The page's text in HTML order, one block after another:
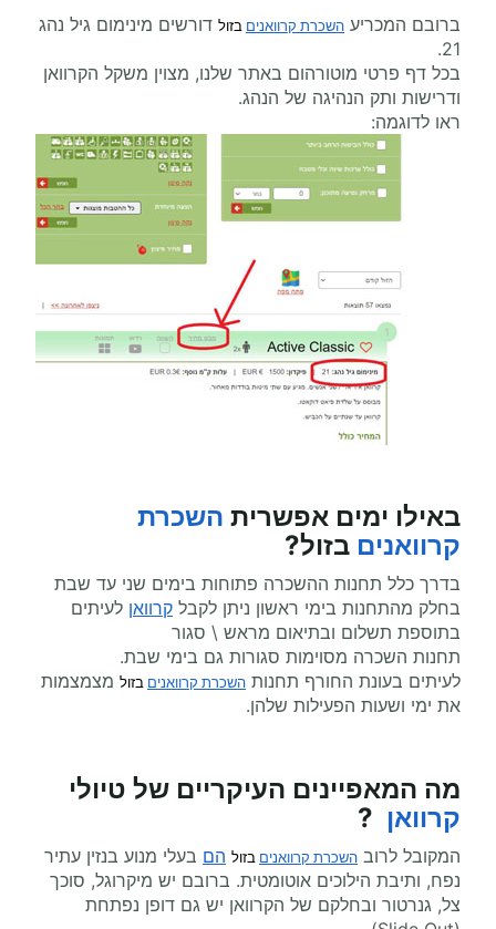
ברובם המכריע השכרת קרוואנים בזול דורשים מינימום גיל נהג
21.
בכל דף פרטי מוטורהום באתר שלנו, מצוין משקל הקרוואן
ודרישות ותק הנהיגה של הנהג.
ראו לדוגמה:
באילו ימים אפשרית השכרת
קרוואנים בזול?
בדרך כלל תחנות ההשכרה פתוחות בימים שני עד שבת
בחלק מהתחנות בימי ראשון ניתן לקבל קרוואן לעיתים
בתוספת תשלום ובתיאום מראש \ סגור
תחנות השכרה מסוימות סגורות גם בימי שבת.
לעיתים בעונת החורף תחנות השכרת קרוואנים בזול מצמצמות
את ימי ושעות הפעילות שלהן.
מה המאפיינים העיקריים של טיולי
קרוואן ?
המקובל לרוב השכרת קרוואנים בזול הם בעלי מנוע בנזין עתיר
נפח, ותיבת הילוכים אוטומטית. ברובם יש מיקרוגל, סוכך
צל, גנרטור ובחלקם של הקרוואן יש גם דופן נפתחת